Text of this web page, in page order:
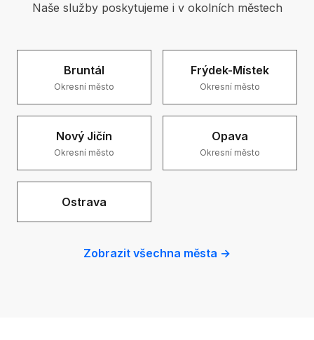
Naše služby poskytujeme i v okolních městech
Bruntál
Okresní město
Frýdek-Místek
Okresní město
Nový Jičín
Okresní město
Opava
Okresní město
Ostrava
Zobrazit všechna města →